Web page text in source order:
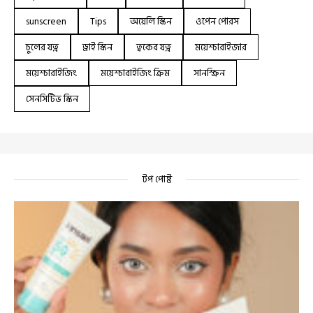
sunscreen
Tips অয়েলি স্কিন
ওপেন পোরস
চুলের যত্ন
ড্রাই স্কিন ত্বকের যত্ন
ময়েশ্চারাইজার
ময়েশ্চারাইজিং
ময়েশ্চারাইজিং ক্রিম
সানস্ক্রিন
সেনসিটিভ স্কিন
টপ পোষ্ট